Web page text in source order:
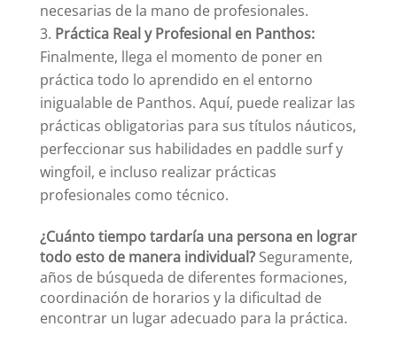
necesarias de la mano de profesionales.
Práctica Real y Profesional en Panthos:
Finalmente, llega el momento de poner en
práctica todo lo aprendido en el entorno
inigualable de Panthos. Aquí, puede realizar las
prácticas obligatorias para sus títulos náuticos,
perfeccionar sus habilidades en paddle surf y
wingfoil, e incluso realizar prácticas
profesionales como técnico.
¿Cuánto tiempo tardaría una persona en lograr
todo esto de manera individual?Seguramente,
años de búsqueda de diferentes formaciones,
coordinación de horarios y la dificultad de
encontrar un lugar adecuado para la práctica.